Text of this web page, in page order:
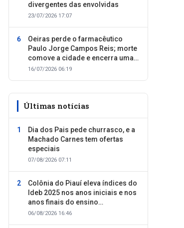
divergentes das envolvidas
23/07/2026 17:07
Oeiras perde o farmacêutico
Paulo Jorge Campos Reis; morte
comove a cidade e encerra uma
trajetória dedicada ao cuidado
16/07/2026 06:19
Últimas notícias
Dia dos Pais pede churrasco, e a
Machado Carnes tem ofertas
especiais
07/08/2026 07:11
Colônia do Piauí eleva índices do
Ideb 2025 nos anos iniciais e nos
anos finais do ensino
fundamental
06/08/2026 16:46